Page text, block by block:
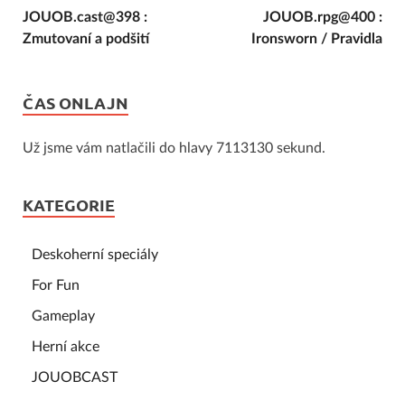
JOUOB.cast@398 :
Zmutovaní a podšití
JOUOB.rpg@400 :
Ironsworn / Pravidla
ČAS ONLAJN
Už jsme vám natlačili do hlavy 7113130 sekund.
KATEGORIE
Deskoherní speciály
For Fun
Gameplay
Herní akce
JOUOBCAST